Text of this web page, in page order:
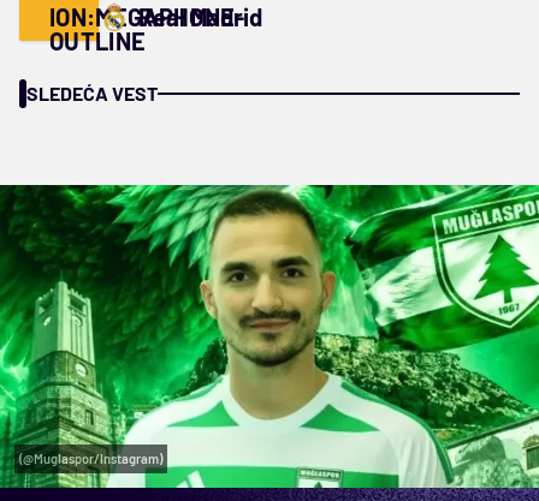
ION:MEGAPHONE-
OUTLINE
Real Madrid
SLEDEĆA VEST
(@Muglaspor/Instagram)